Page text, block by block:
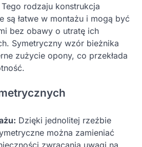
rodzaju konstrukcja
są łatwe w montażu i mogą być
bez obawy o utratę ich
Symetryczny wzór bieżnika
zużycie opony, co przekłada
Dzięki jednolitej rzeźbie
można zamieniać
zwracania uwagi na